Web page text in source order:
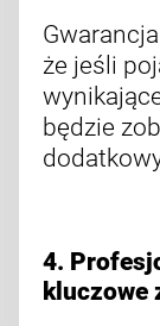
że jeśli
będzie
4.
kluczowe